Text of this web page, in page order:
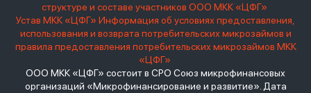
структуре и составе участников ООО МКК «ЦФГ»
Устав МКК «ЦФГ» Информация об условиях предоставления,
использования и возврата потребительских микрозаймов и
правила предоставления потребительских микрозаймов МКК
«ЦФГ»
ООО МКК «ЦФГ» состоит в СРО Союз микрофинансовых
организаций «Микрофинансирование и развитие». Дата